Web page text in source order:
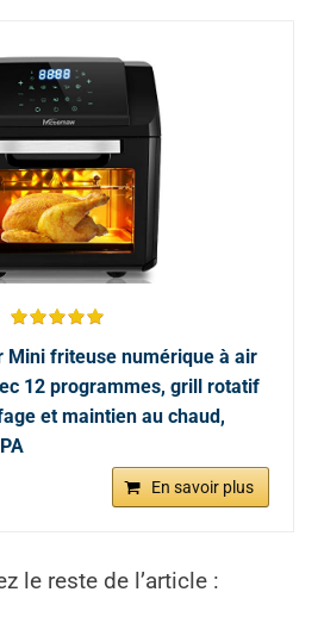
Mini friteuse numérique à air
12 programmes, grill rotatif
et maintien au chaud,
En savoir plus
le reste de l’article :